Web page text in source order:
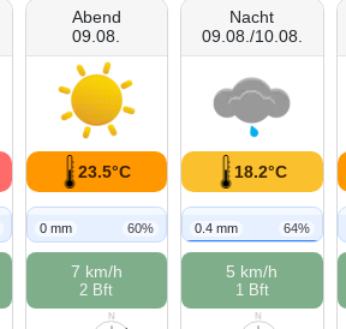
Abend
09.08.
23.5°C
0 mm 60%
7 km/h
2 Bft
N
Nacht
09.08./10.08.
18.2°C
0.4 mm 64%
5 km/h
1 Bft
N